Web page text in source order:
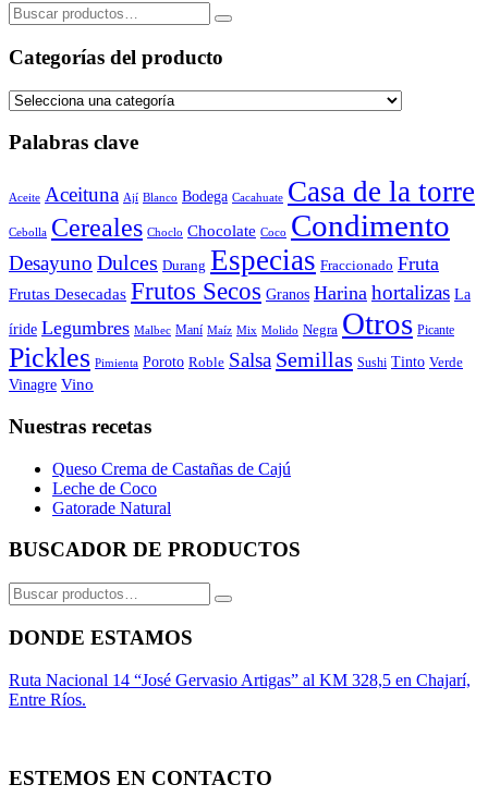
Buscar
por:
Categorías del producto
Palabras clave
Aceite Aceituna Ají Blanco Bodega Cacahuate Casa de la torre
Cebolla Cereales Choclo Chocolate Coco Condimento
Desayuno Dulces Durang Especias Fraccionado Fruta
Frutas Desecadas Frutos Secos Granos Harina hortalizas La
íride Legumbres Malbec Maní Maíz Mix Molido Negra Otros Picante
Pickles Pimienta Poroto Roble Salsa Semillas Sushi Tinto Verde
Vinagre Vino
Nuestras recetas
Queso Crema de Castañas de Cajú
Leche de Coco
Gatorade Natural
BUSCADOR DE PRODUCTOS
Buscar
por:
DONDE ESTAMOS
Ruta Nacional 14 “José Gervasio Artigas” al KM 328,5 en Chajarí,
Entre Ríos.
ESTEMOS EN CONTACTO